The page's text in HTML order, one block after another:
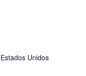
Estados Unidos